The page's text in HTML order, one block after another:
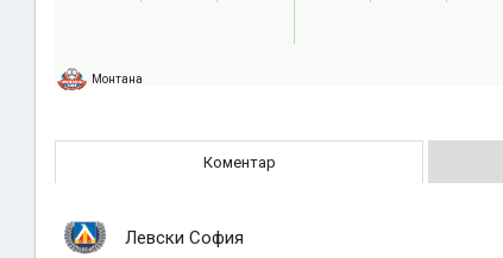
Монтана
Коментар
Левски София